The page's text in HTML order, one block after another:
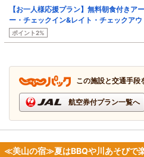
【お一人様応援プラン】無料朝食付きア
ー・チェックイン&レイト・チェックアウ
ポイント2%
この施設と交通手段
航空券付プラン一覧へ
≪美山の宿≫夏はBBQや川あそびで